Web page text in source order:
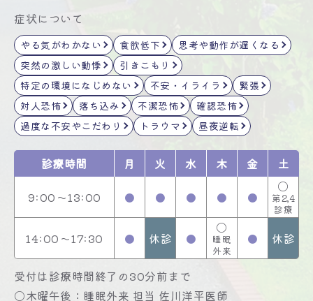
症状について
やる気がわかない 食欲低下
思考や動作が遅くなる
突然の激しい動悸
引きこもり
特定の環境になじめない
不安・イライラ
緊張
対人恐怖
落ち込み 不潔恐怖
確認恐怖
過度な不安やこだわり
トラウマ 昼夜逆転
診療時間 月 火 水 木 金
土
9:00～13:00
● ● ● ● ●
〇
第2,4
診療
14:00～17:30 ● 休診 ●
〇
睡眠
外来
● 休診
受付は診療時間終了の30分前まで
〇木曜午後：睡眠外来 担当 佐川洋平医師